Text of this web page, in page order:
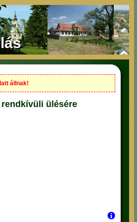
állnak!
ülésére